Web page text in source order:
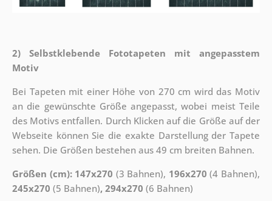
2) Selbstklebende Fototapeten mit angepasstem
Motiv
Bei Tapeten mit einer Höhe von 270 cm wird das Motiv
an die gewünschte Größe angepasst, wobei meist Teile
des Motivs entfallen. Durch Klicken auf die Größe auf der
Webseite können Sie die exakte Darstellung der Tapete
sehen. Die Größen bestehen aus 49 cm breiten Bahnen.
Größen (cm): 147x270 (3 Bahnen), 196x270 (4 Bahnen),
245x270 (5 Bahnen), 294x270 (6 Bahnen)